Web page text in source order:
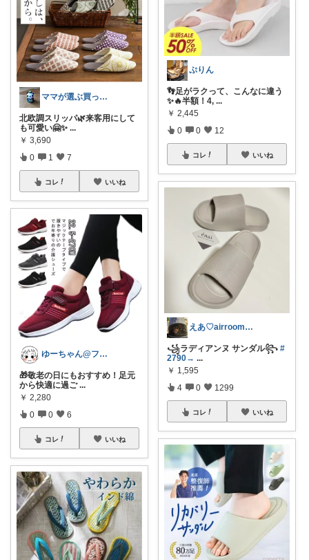
ママが選ぶ買ってよかった🌸育児🌸防災
北欧調スリッパ🌿来客用にして
も可愛い🤗✨ ...
￥ 3,690
0 1 7
コレ いいね
ゆーちゃん@フォロワーさまから購入💕
🎁敬老の日にもおすすめ！足元
から快適に過ご ...
￥ 2,280
0 0 6
コレ いいね
ぷりん
👣足がラクって、こんなに違う
✨🔥半額！4, ...
￥ 2,445
0 0 12
コレ いいね
えあ♡airroom❀ラクして整う暮らし
꧁ラディアンヌ サンダル꧂ #
2790→ ...
￥ 1,595
4 0 1299
コレ いいね